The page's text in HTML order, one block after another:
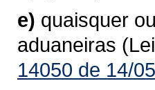
e) quaisquer
aduaneiras
14050 de 14/